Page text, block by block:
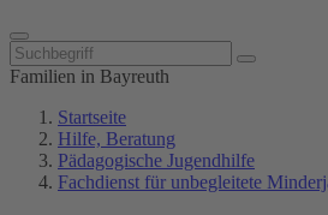
Familien in Bayreuth
Startseite
Hilfe, Beratung
Pädagogische Jugendhilfe
Fachdienst für unbegleitete